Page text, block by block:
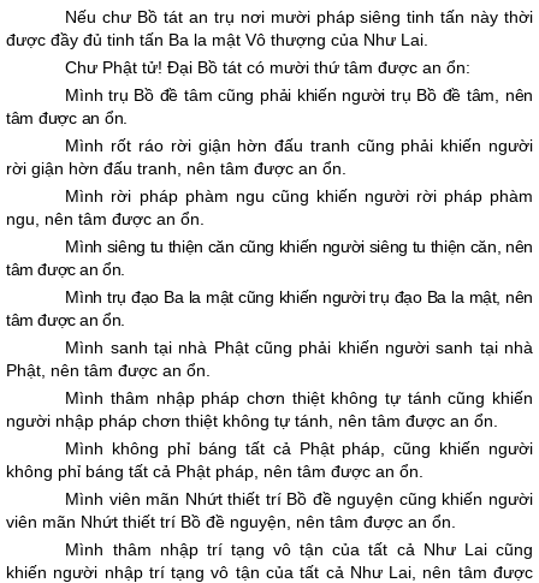
Nếu chư Bồ tát an trụ nơi mười pháp siêng tinh tấn này thời
được đầy đủ tinh tấn Ba la mật Vô thượng của Như Lai.
Chư Phật tử! Ðại Bồ tát có mười thứ tâm được an ổn:
Mình trụ Bồ đề tâm cũng phải khiến người trụ Bồ đề tâm, nên
tâm được an ổn.
Mình rốt ráo rời giận hờn đấu tranh cũng phải khiến người
rời giận hờn đấu tranh, nên tâm được an ổn.
Mình rời pháp phàm ngu cũng khiến người rời pháp phàm
ngu, nên tâm được an ổn.
Mình siêng tu thiện căn cũng khiến người siêng tu thiện căn, nên
tâm được an ổn.
Mình trụ đạo Ba la mật cũng khiến người trụ đạo Ba la mật, nên
tâm được an ổn.
Mình sanh tại nhà Phật cũng phải khiến người sanh tại nhà
Phật, nên tâm được an ổn.
Mình thâm nhập pháp chơn thiệt không tự tánh cũng khiến
người nhập pháp chơn thiệt không tự tánh, nên tâm được an ổn.
Mình không phỉ báng tất cả Phật pháp, cũng khiến người
không phỉ báng tất cả Phật pháp, nên tâm được an ổn.
Mình viên mãn Nhứt thiết trí Bồ đề nguyện cũng khiến người
viên mãn Nhứt thiết trí Bồ đề nguyện, nên tâm được an ổn.
Mình thâm nhập trí tạng vô tận của tất cả Như Lai cũng
khiến người nhập trí tạng vô tận của tất cả Như Lai, nên tâm được